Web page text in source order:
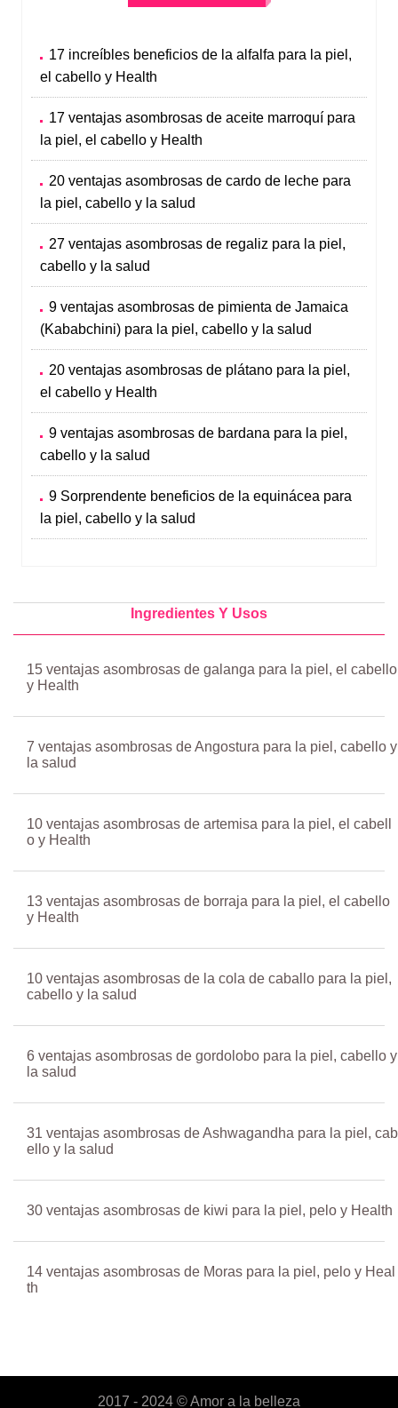
17 increíbles beneficios de la alfalfa para la piel,
el cabello y Health
17 ventajas asombrosas de aceite marroquí para
la piel, el cabello y Health
20 ventajas asombrosas de cardo de leche para
la piel, cabello y la salud
27 ventajas asombrosas de regaliz para la piel,
cabello y la salud
9 ventajas asombrosas de pimienta de Jamaica
(Kababchini) para la piel, cabello y la salud
20 ventajas asombrosas de plátano para la piel,
el cabello y Health
9 ventajas asombrosas de bardana para la piel,
cabello y la salud
9 Sorprendente beneficios de la equinácea para
la piel, cabello y la salud
Ingredientes Y Usos
15 ventajas asombrosas de galanga para la piel, el cabello
y Health
7 ventajas asombrosas de Angostura para la piel, cabello y
la salud
10 ventajas asombrosas de artemisa para la piel, el cabell
o y Health
13 ventajas asombrosas de borraja para la piel, el cabello
y Health
10 ventajas asombrosas de la cola de caballo para la piel,
cabello y la salud
6 ventajas asombrosas de gordolobo para la piel, cabello y
la salud
31 ventajas asombrosas de Ashwagandha para la piel, cab
ello y la salud
30 ventajas asombrosas de kiwi para la piel, pelo y Health
14 ventajas asombrosas de Moras para la piel, pelo y Heal
th
2017 - 2024 ©Amor a la belleza